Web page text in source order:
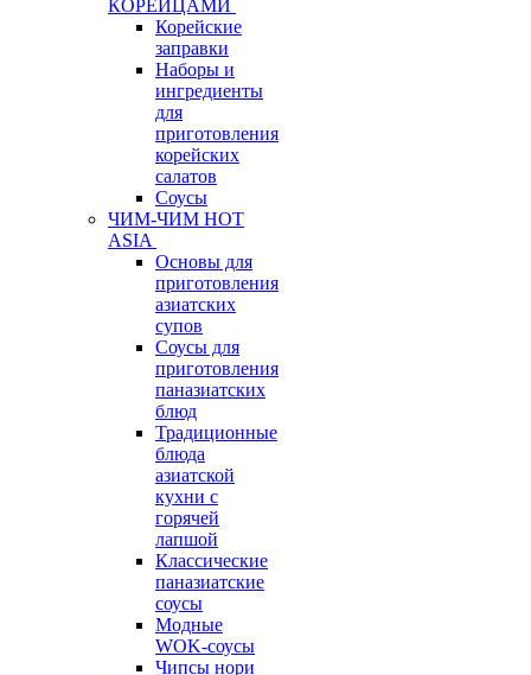
КОРЕЙЦАМИ
Корейские
заправки
Наборы и
ингредиенты
для
приготовления
корейских
салатов
Соусы
ЧИМ-ЧИМ HOT
ASIA
Основы для
приготовления
азиатских
супов
Соусы для
приготовления
паназиатских
блюд
Традиционные
блюда
азиатской
кухни с
горячей
лапшой
Классические
паназиатские
соусы
Модные
WOK-соусы
Чипсы нори